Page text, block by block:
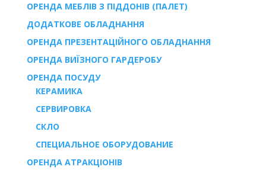
ОРЕНДА МЕБЛІВ З ПІДДОНІВ (ПАЛЕТ)
ДОДАТКОВЕ ОБЛАДНАННЯ
ОРЕНДА ПРЕЗЕНТАЦІЙНОГО ОБЛАДНАННЯ
ОРЕНДА ВИЇЗНОГО ГАРДЕРОБУ
ОРЕНДА ПОСУДУ
КЕРАМИКА
СЕРВИРОВКА
СКЛО
СПЕЦИАЛЬНОЕ ОБОРУДОВАНИЕ
ОРЕНДА АТРАКЦІОНІВ